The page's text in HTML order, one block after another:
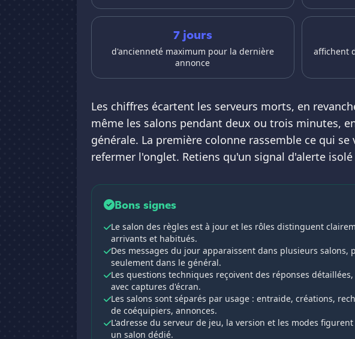
7 jours
d'ancienneté maximum pour la dernière
annonce
affichent
Les chiffres écartent les serveurs morts, en
même les salons pendant deux ou trois minutes,
générale. La première colonne rassemble ce qui
refermer l'onglet. Retiens qu'un signal d'alerte
Bons signes
Le salon des règles est à jour et les rôles distinguent
arrivants et habitués.
Des messages du jour apparaissent dans plusieurs salons,
seulement dans le général.
Les questions techniques reçoivent des réponses
avec captures d'écran.
Les salons sont séparés par usage : entraide, créations,
de coéquipiers, annonces.
L'adresse du serveur de jeu, la version et les modes figurent
un salon dédié.